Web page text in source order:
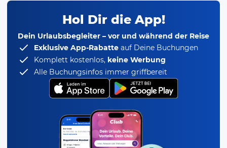
Hol Dir die App!
Dein Urlaubsbegleiter – vor und während der Reise
Exklusive App-Rabatte auf Deine Buchungen
Komplett kostenlos, keine Werbung
Alle Buchungsinfos immer griffbereit